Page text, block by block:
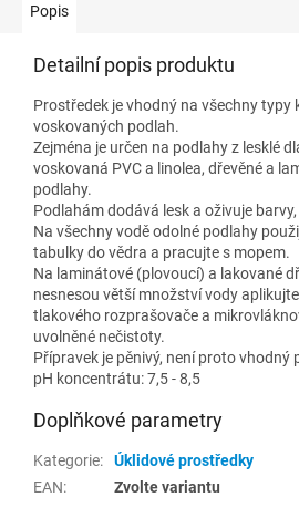
Popis
Detailní popis produktu
Prostředek je vhodný na všechny typy
voskovaných podlah.
Zejména je určen na podlahy z lesklé
voskovaná PVC a linolea, dřevěné a
podlahy.
Podlahám dodává lesk a oživuje
Na všechny vodě odolné podlahy
tabulky do vědra a pracujte s mopem.
Na laminátové (plovoucí) a lakované
nesnesou větší množství vody
tlakového rozprašovače a
uvolněné nečistoty.
Přípravek je pěnivý, není proto
pH koncentrátu: 7,5 - 8,5
Doplňkové parametry
Kategorie:
Úklidové prostředky
EAN: Zvolte variantu